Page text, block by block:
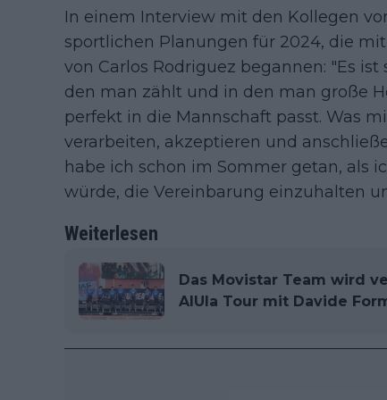
In einem Interview mit den Kollegen
sportlichen Planungen für 2024, die
von Carlos Rodriguez begannen: "Es
den man zählt und in den man große
perfekt in die Mannschaft passt. Was
verarbeiten, akzeptieren und
habe ich schon im Sommer getan, als
würde, die Vereinbarung einzuhalten
Weiterlesen
Das Movistar Team wird
AlUla Tour mit Davide